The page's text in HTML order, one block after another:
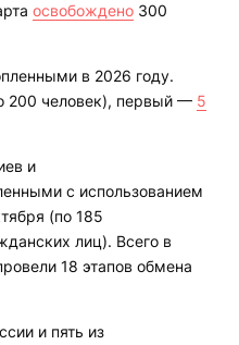
освобождено 300
в 2026 году.
200 человек), первый — 5
и
с использованием
(по 185
лиц). Всего в
18 этапов обмена
и пять из